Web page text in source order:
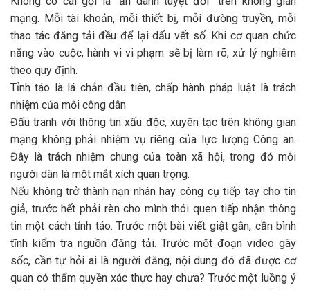
mạng. Mỗi tài khoản, mỗi thiết bị, mỗi đường truyền, mỗi
thao tác đăng tải đều để lại dấu vết số. Khi cơ quan chức
năng vào cuộc, hành vi vi phạm sẽ bị làm rõ, xử lý nghiêm
theo quy định.
Tỉnh táo là lá chắn đầu tiên, chấp hành pháp luật là trách
nhiệm của mỗi công dân
Đấu tranh với thông tin xấu độc, xuyên tạc trên không gian
mạng không phải nhiệm vụ riêng của lực lượng Công an.
Đây là trách nhiệm chung của toàn xã hội, trong đó mỗi
người dân là một mắt xích quan trọng.
Nếu không trở thành nạn nhân hay công cụ tiếp tay cho tin
giả, trước hết phải rèn cho mình thói quen tiếp nhận thông
tin một cách tỉnh táo. Trước một bài viết giật gân, cần bình
tĩnh kiểm tra nguồn đăng tải. Trước một đoạn video gây
sốc, cần tự hỏi ai là người đăng, nội dung đó đã được cơ
quan có thẩm quyền xác thực hay chưa? Trước một luồng ý